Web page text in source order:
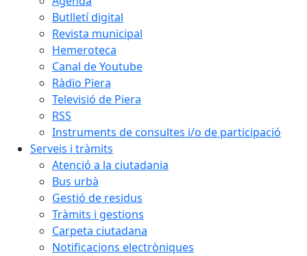
Butlletí digital
Revista municipal
Hemeroteca
Canal de Youtube
Ràdio Piera
Televisió de Piera
RSS
Instruments de consultes i/o de participació
Serveis i tràmits
Atenció a la ciutadania
Bus urbà
Gestió de residus
Tràmits i gestions
Carpeta ciutadana
Notificacions electròniques